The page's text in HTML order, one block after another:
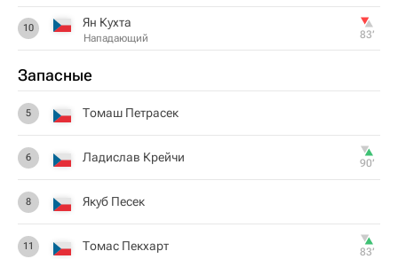
10 Ян Кухта
Нападающий 83‎’‎
Запасные
5 Томаш Петрасек
6 Ладислав Крейчи 90‎’‎
8 Якуб Песек
11 Томас Пекхарт 83‎’‎